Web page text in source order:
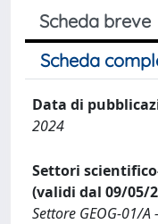
Scheda breve
Scheda
Data di
2024
Settori
(validi dal 09/05/
Settore GEOG-01/A